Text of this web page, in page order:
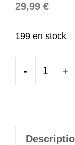
29,99 €
199 en stock
- +